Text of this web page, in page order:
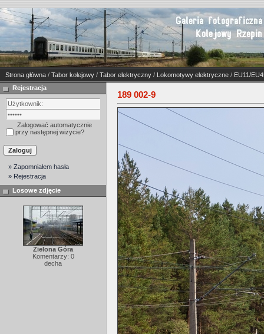
Strona główna / Tabor kolejowy / Tabor elektryczny / Lokomotywy elektryczne / EU11/
Rejestracja
Zalogować automatycznie
przy następnej wizycie?
» Zapomniałem hasła
» Rejestracja
Losowe zdjęcie
Zielona Góra
Komentarzy: 0
decha
189 002-9